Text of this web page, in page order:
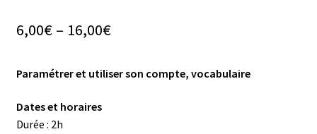
6,00€– 16,00€
Paramétrer et utiliser son compte, vocabulaire
Dates et horaires
Durée : 2h